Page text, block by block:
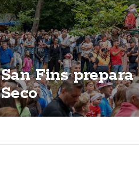
San Fins
Seco